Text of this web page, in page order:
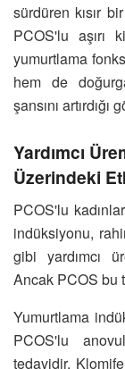
sürdüren kısır
PCOS'lu aşırı
yumurtlama
hem de
şansını
Yardımcı
Üzerindeki
PCOS'lu
indüksiyonu,
gibi yardımcı
Ancak PCOS bu
Yumurtlama
PCOS'lu
tedavidir.